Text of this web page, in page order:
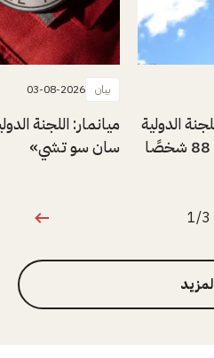
الدولية
للصليب الأحمر تسهل عودة 88 شخصًا
بيان 03-08-2026
ميانمار: اللجنة
سان سو تشي»
1 من 3
1/3